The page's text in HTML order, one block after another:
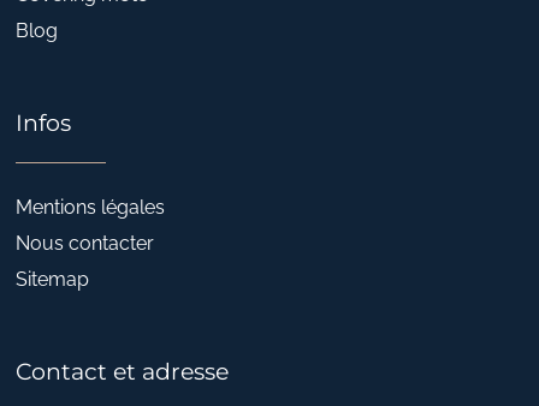
Blog
Infos
Mentions légales
Nous contacter
Sitemap
Contact et adresse